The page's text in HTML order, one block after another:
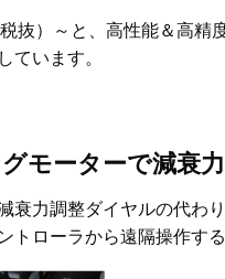
抜）～と、高性能＆高精
ています。
モーターで減衰
衰力調整ダイヤルの代わ
トローラから遠隔操作す